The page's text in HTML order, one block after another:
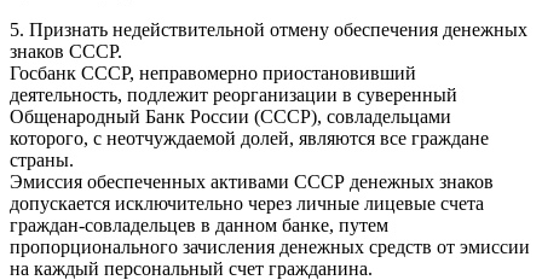
5. Признать недействительной отмену обеспечения денежных
знаков СССР.
Госбанк СССР, неправомерно приостановивший
деятельность, подлежит реорганизации в суверенный
Общенародный Банк России (СССР), совладельцами
которого, с неотчуждаемой долей, являются все граждане
страны.
Эмиссия обеспеченных активами СССР денежных знаков
допускается исключительно через личные лицевые счета
граждан-совладельцев в данном банке, путем
пропорционального зачисления денежных средств от эмиссии
на каждый персональный счет гражданина.